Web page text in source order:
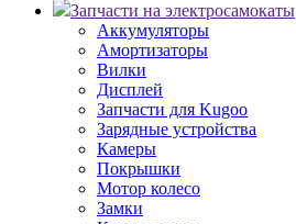
Запчасти на электросамокаты
Аккумуляторы
Амортизаторы
Вилки
Дисплей
Запчасти для Kugoo
Зарядные устройства
Камеры
Покрышки
Мотор колесо
Замки